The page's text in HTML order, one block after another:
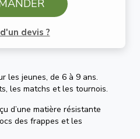
devis ?
les jeunes, de 6 à 9 ans.
les matchs et les tournois.
d’une matière résistante
des frappes et les